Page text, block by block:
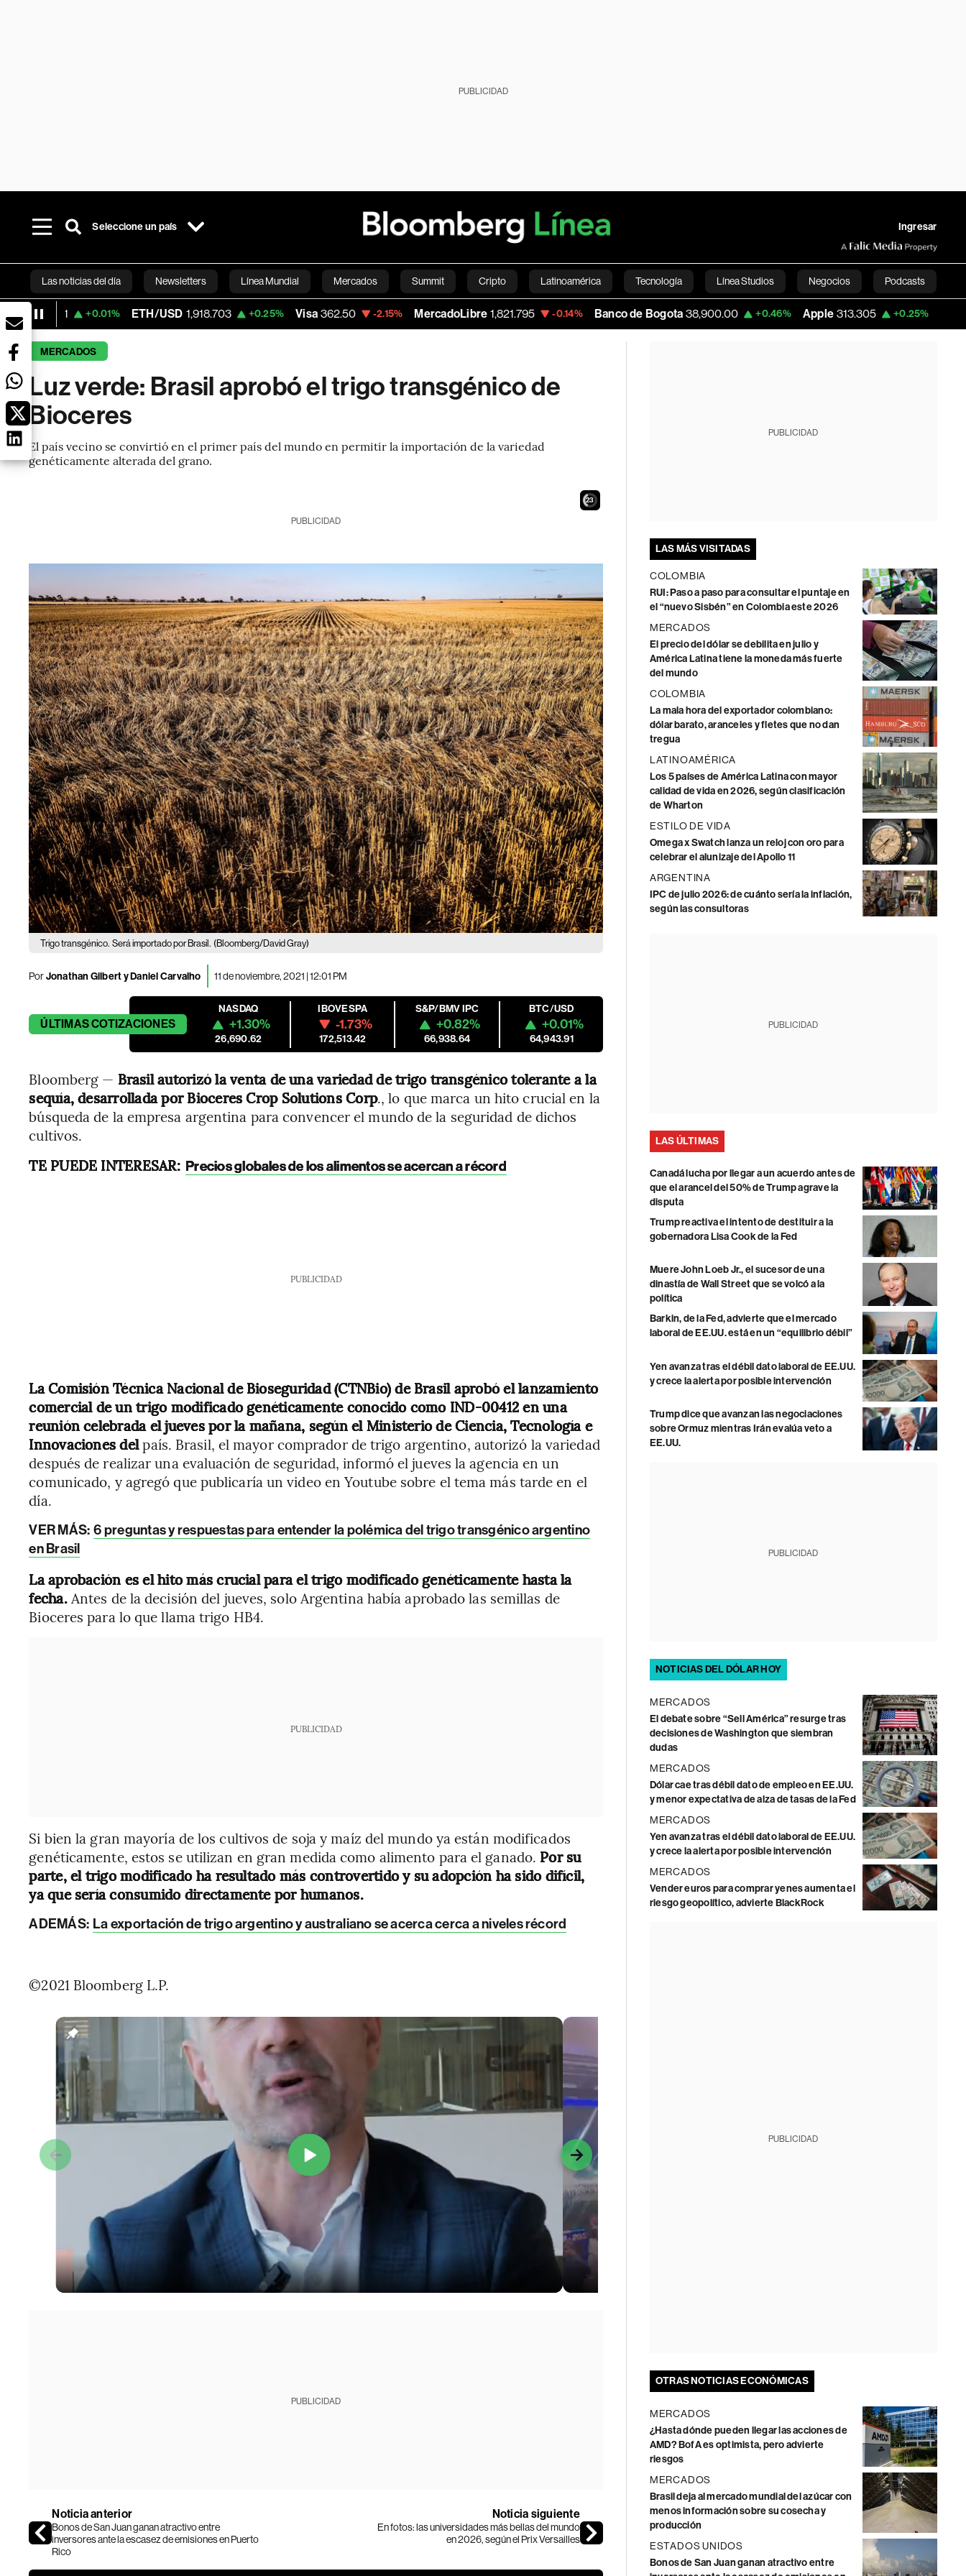
PUBLICIDAD
Seleccione un país Ingresar
Las noticias del día Newsletters Línea Mundial Mercados Summit Cripto Latinoamérica Tecnología Línea Studios Negocios Podcasts
Bloomberg Green Economía Estilo de vida Mundo Videos English
ETH/USD 1,918.703 +0.25% Visa 362.50 -2.15% MercadoLibre 1,821.795 -0.14% Banco de Bogota 38,900.00 +0.46% Apple 313.305 +0.25% USD COP
MERCADOS
Luz verde: Brasil aprobó el trigo transgénico de
Bioceres
El país vecino se convirtió en el primer país del mundo en permitir la importación de la variedad
genéticamente alterada del grano.
21
PUBLICIDAD
Trigo transgénico. Será importado por Brasil. (Bloomberg/David Gray)
PorJonathan Gilbert y Daniel Carvalho 11 de noviembre, 2021 | 12:01 PM
ÚLTIMASCOTIZACIONES
NASDAQ
+1.30%
26,690.62
IBOVESPA
-1.73%
172,513.42
S&P/BMV IPC
+0.82%
66,938.64
BTC/USD
+0.01%
64,943.91
Bloomberg — Brasil autorizó la venta de una variedad de trigo transgénico tolerante a la
sequía, desarrollada por Bioceres Crop Solutions Corp., lo que marca un hito crucial en la
búsqueda de la empresa argentina para convencer el mundo de la seguridad de dichos
cultivos.
TE PUEDE INTERESAR: Precios globales de los alimentos se acercan a récord
PUBLICIDAD
La Comisión Técnica Nacional de Bioseguridad (CTNBio) de Brasil aprobó el lanzamiento
comercial de un trigo modificado genéticamente conocido como IND-00412 en una
reunión celebrada el jueves por la mañana, según el Ministerio de Ciencia, Tecnología e
Innovaciones delpaís. Brasil, el mayor comprador de trigo argentino, autorizó la variedad
después de realizar una evaluación de seguridad, informó el jueves la agencia en un
comunicado, y agregó que publicaría un video en Youtube sobre el tema más tarde en el
día.
VER MÁS: 6 preguntas y respuestas para entender la polémica del trigo transgénico argentino
en Brasil
La aprobación es el hito más crucial para el trigo modificado genéticamente hasta la
fecha. Antes de la decisión del jueves, solo Argentina había aprobado las semillas de
Bioceres para lo que llama trigo HB4.
PUBLICIDAD
Si bien la gran mayoría de los cultivos de soja y maíz del mundo ya están modificados
genéticamente, estos se utilizan en gran medida como alimento para el ganado. Por su
parte, el trigo modificado ha resultado más controvertido y su adopción ha sido difícil,
ya que sería consumido directamente por humanos.
ADEMÁS: La exportación de trigo argentino y australiano se acerca cerca a niveles récord
©2021 Bloomberg L.P.
PUBLICIDAD
Noticia anterior
Bonos de San Juan ganan atractivo entre
inversores ante la escasez de emisiones en Puerto
Rico
Noticia siguiente
En fotos: las universidades más bellas del mundo
en 2026, según el Prix Versailles
PUBLICIDAD
LAS MÁS VISITADAS
COLOMBIA
RUI: Paso a paso para consultar el puntaje en
el “nuevo Sisbén” en Colombia este 2026
MERCADOS
El precio del dólar se debilita en julio y
América Latina tiene la moneda más fuerte
del mundo
COLOMBIA
La mala hora del exportador colombiano:
dólar barato, aranceles y fletes que no dan
tregua
LATINOAMÉRICA
Los 5 países de América Latina con mayor
calidad de vida en 2026, según clasificación
de Wharton
ESTILO DE VIDA
Omega x Swatch lanza un reloj con oro para
celebrar el alunizaje del Apollo 11
ARGENTINA
IPC de julio 2026: de cuánto sería la inflación,
según las consultoras
PUBLICIDAD
LAS ÚLTIMAS
Canadá lucha por llegar a un acuerdo antes de
que el arancel del 50% de Trump agrave la
disputa
Trump reactiva el intento de destituir a la
gobernadora Lisa Cook de la Fed
Muere John Loeb Jr., el sucesor de una
dinastía de Wall Street que se volcó a la
política
Barkin, de la Fed, advierte que el mercado
laboral de EE.UU. está en un “equilibrio débil”
Yen avanza tras el débil dato laboral de EE.UU.
y crece la alerta por posible intervención
Trump dice que avanzan las negociaciones
sobre Ormuz mientras Irán evalúa veto a
EE.UU.
PUBLICIDAD
NOTICIAS DEL DÓLAR HOY
MERCADOS
El debate sobre “Sell América” resurge tras
decisiones de Washington que siembran
dudas
MERCADOS
Dólar cae tras débil dato de empleo en EE.UU.
y menor expectativa de alza de tasas de la Fed
MERCADOS
Yen avanza tras el débil dato laboral de EE.UU.
y crece la alerta por posible intervención
MERCADOS
Vender euros para comprar yenes aumenta el
riesgo geopolítico, advierte BlackRock
PUBLICIDAD
OTRAS NOTICIAS ECONÓMICAS
MERCADOS
¿Hasta dónde pueden llegar las acciones de
AMD? BofA es optimista, pero advierte
riesgos
MERCADOS
Brasil deja al mercado mundial del azúcar con
menos información sobre su cosecha y
producción
ESTADOS UNIDOS
Bonos de San Juan ganan atractivo entre